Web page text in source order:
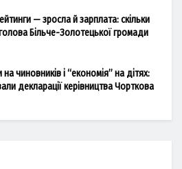
— зросла й зарплата: скільки
Більче-Золотецької громади
чиновників і “економія” на дітях:
декларації керівництва Чорткова